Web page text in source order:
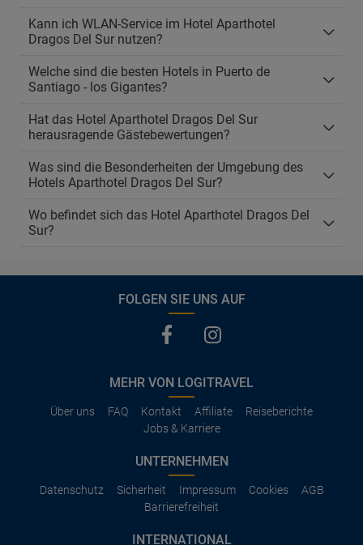
Kann ich WLAN-Service im Hotel Aparthotel
Dragos Del Sur nutzen?
Welche sind die besten Hotels in Puerto de
Santiago - los Gigantes?
Hat das Hotel Aparthotel Dragos Del Sur
herausragende Gästebewertungen?
Was sind die Besonderheiten der Umgebung des
Hotels Aparthotel Dragos Del Sur?
Wo befindet sich das Hotel Aparthotel Dragos Del
Sur?
FOLGEN SIE UNS AUF
MEHR VON LOGITRAVEL
Über uns FAQ Kontakt Affiliate
Reiseberichte
Jobs & Karriere
UNTERNEHMEN
Datenschutz Sicherheit Impressum Cookies
AGB
Barrierefreiheit
INTERNATIONAL